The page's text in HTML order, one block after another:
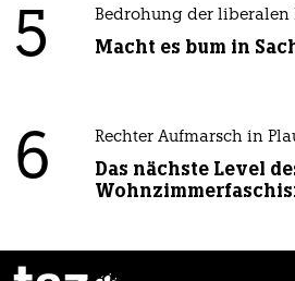
5 Bedrohung der liberalen
Macht es bum in
6 Rechter Aufmarsch in
Das nächste Level